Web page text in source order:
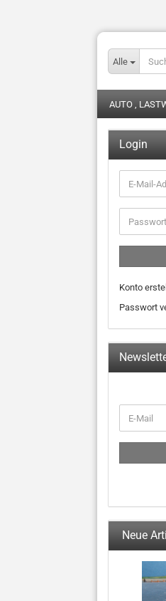
Alle
AUTO ,
Login
E-
Mail-
Adresse
Passwort
Konto
Passwort
ZUR
E-
Mail
Neue